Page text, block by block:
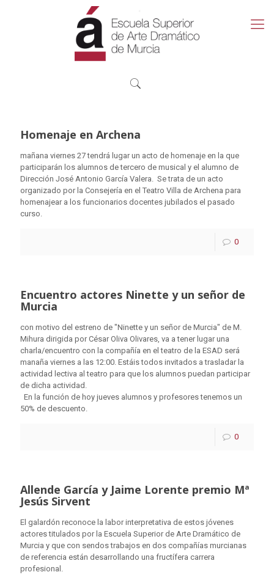
Homenaje en Archena
mañana viernes 27 tendrá lugar un acto de homenaje en la que
participarán los alumnos de tercero de musical y el alumno de
Dirección José Antonio García Valera. Se trata de un acto
organizado por la Consejería en el Teatro Villa de Archena para
homenajear a los funcionarios docentes jubilados el pasado
curso.
0
Encuentro actores Ninette y un señor de
Murcia
con motivo del estreno de "Ninette y un señor de Murcia" de M.
Mihura dirigida por César Oliva Olivares, va a tener lugar una
charla/encuentro con la compañía en el teatro de la ESAD será
manaña viernes a las 12:00. Estáis todos invitados a trasladar la
actividad lectiva al teatro para que los alumnos puedan participar
de dicha actividad.
En la función de hoy jueves alumnos y profesores tenemos un
50% de descuento.
0
Allende García y Jaime Lorente premio Mª
Jesús Sirvent
El galardón reconoce la labor interpretativa de estos jóvenes
actores titulados por la Escuela Superior de Arte Dramático de
Murcia y que con sendos trabajos en dos compañías murcianas
de referencia están desarrollando una fructífera carrera
profesional.